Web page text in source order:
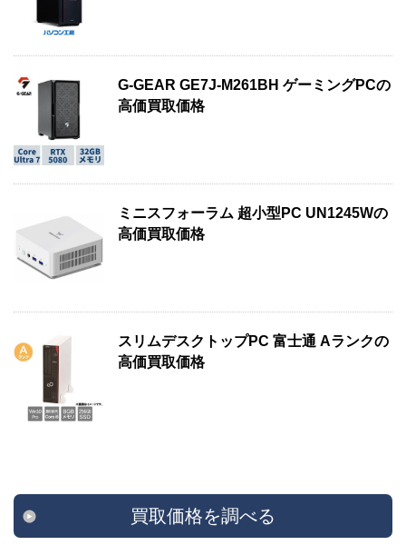
G-GEAR GE7J-M261BH ゲーミングPCの
高価買取価格
ミニスフォーラム 超小型PC UN1245Wの
高価買取価格
スリムデスクトップPC 富士通 Aランクの
高価買取価格
買取価格を調べる